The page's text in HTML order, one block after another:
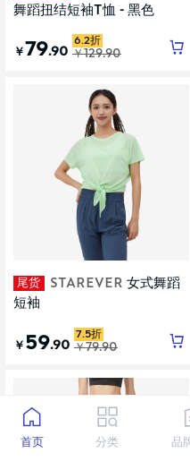
舞蹈扭结短袖T恤 - 黑色
￥79.90
6.2折
￥129.90
尾货 STAREVER 女式舞蹈
短袖
￥ 59.90
7.5折
￥79.90
首页 分类 品